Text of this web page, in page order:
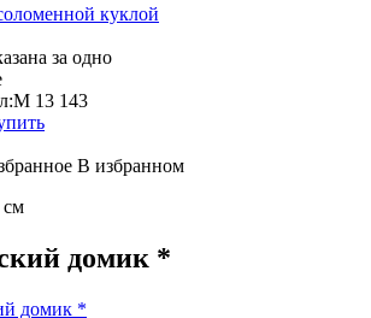
за одно
М 13 143
В избранном
см
домик *